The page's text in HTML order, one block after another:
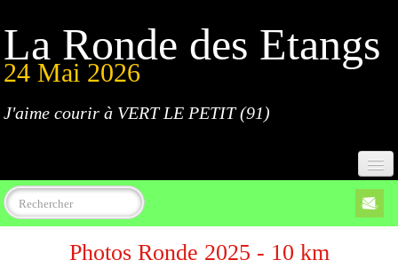
La Ronde des Etangs
24 Mai 2026
J'aime courir à VERT LE PETIT (91)
Accueil
ProgrammePhotos Ronde 2025 - 10 km